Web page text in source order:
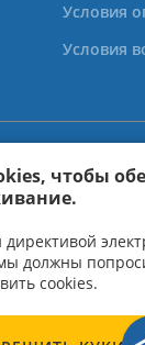
чтобы
директивой
должны
cookies.
Условия
Условия
(067) 565-37-68
(050) 359-39-11
Богачов